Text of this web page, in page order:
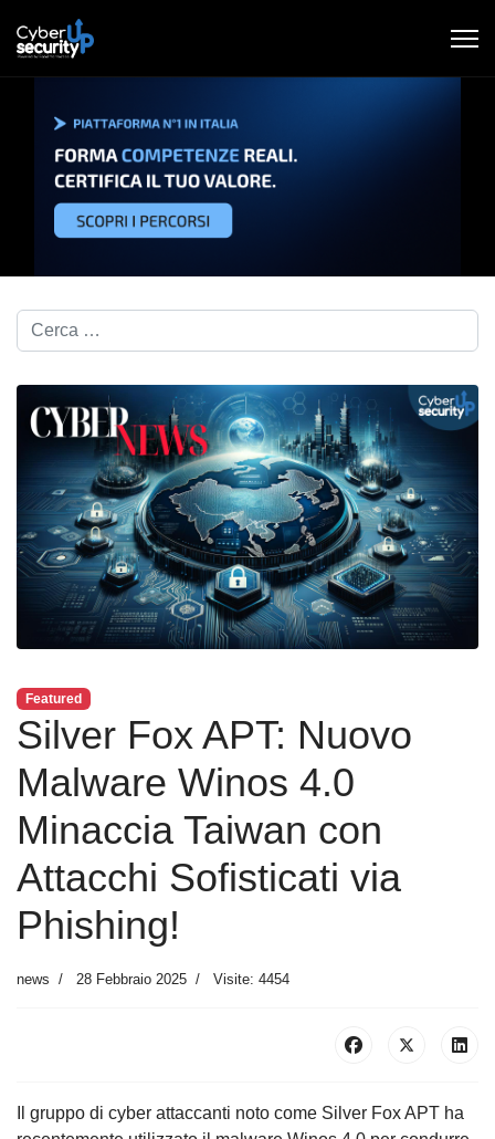
Cerca nel blog...
Featured
Silver Fox APT: Nuovo
Malware Winos 4.0
Minaccia Taiwan con
Attacchi Sofisticati via
Phishing!
news 28 Febbraio 2025 Visite: 4454
Il gruppo di cyber attaccanti noto come Silver Fox APT ha